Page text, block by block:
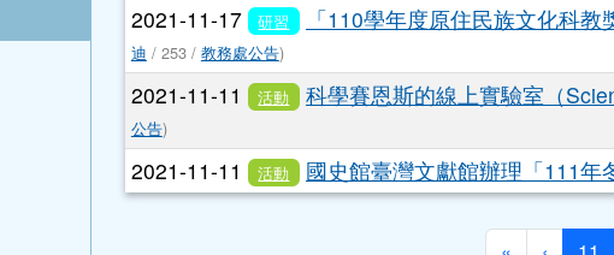
2021-11-17 研習 「110學年度原住民族文化科
迪/ 253 /教務處公告)
2021-11-11 活動 科學賽恩斯的線上實驗室（
公告)
2021-11-11 活動 國史館臺灣文獻館辦理「111年